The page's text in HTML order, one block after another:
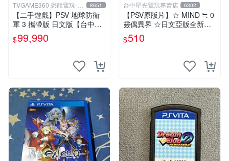
TVGAME360 恐龍電玩-台
中店
8651
【二手遊戲】PSV 地球防衛
軍 3 攜帶版 日文版【台中恐
龍電玩】
$99,990
台中星光電玩專賣店 6302
【PSV原版片】☆ MIND ≒ 0
靈偶異界 ☆日文亞版全新品
【特價優惠】台中星光電玩
$510